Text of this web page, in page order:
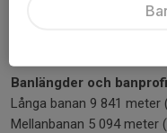
mål. Alla löpare får
Banlängder och
Långa banan 9 841 meter
Mellanbanan 5 094 meter